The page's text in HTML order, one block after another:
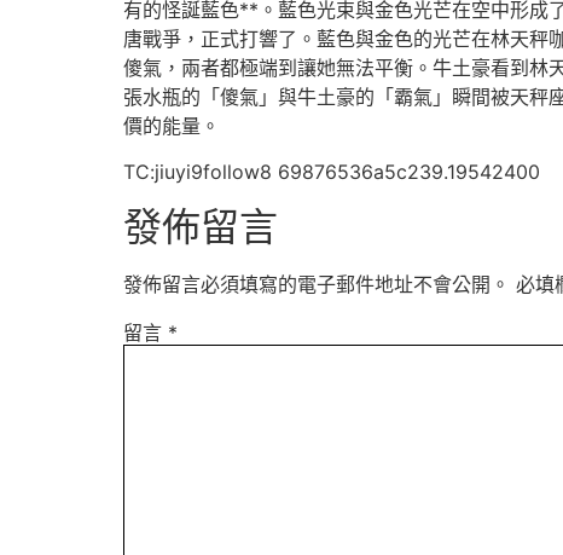
有的怪誕藍色**。藍色光束與金色光芒在空中形成
唐戰爭，正式打響了。藍色與金色的光芒在林天
傻氣，兩者都極端到讓她無法平衡。牛土豪看到林
張水瓶的「傻氣」與牛土豪的「霸氣」瞬間被天
價的能量。
TC:jiuyi9follow8 69876536a5c239.19542400
發佈留言
發佈留言必須填寫的電子郵件地址不會公開。 必填
留言 *